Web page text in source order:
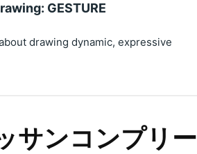
GESTURE
drawing dynamic, expressive
サンコンプリー